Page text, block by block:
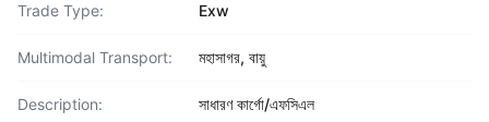
Trade Type: Exw
Multimodal Transport: মহাসাগর, বায়ু
Description: সাধারণ কার্গো/এফসিএল